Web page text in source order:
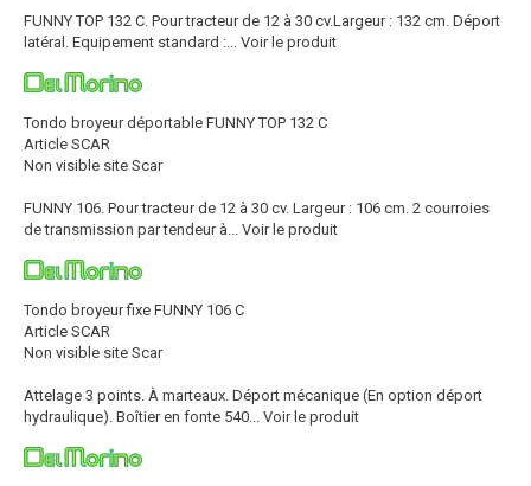
FUNNY TOP 132 C. Pour tracteur de 12 à 30 cv.Largeur : 132 cm. Déport
latéral. Equipement standard :...
Voir le produit
Tondo broyeur déportable FUNNY TOP 132 C
Article SCAR
Non visible site Scar
FUNNY 106. Pour tracteur de 12 à 30 cv. Largeur : 106 cm. 2 courroies
de transmission par tendeur à...
Voir le produit
Tondo broyeur fixe FUNNY 106 C
Article SCAR
Non visible site Scar
Attelage 3 points. À marteaux. Déport mécanique (En option déport
hydraulique). Boîtier en fonte 540...
Voir le produit